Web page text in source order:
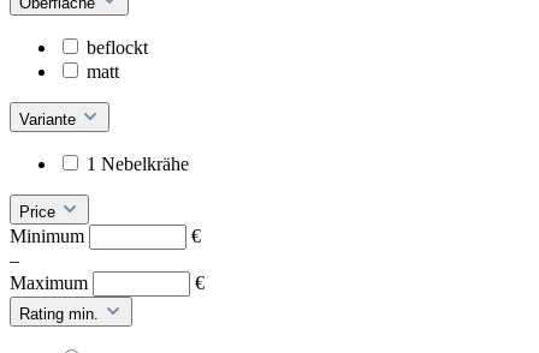
beflockt
matt
Variante
1 Nebelkrähe
Price
Minimum
€
–
Maximum
€
Rating min.